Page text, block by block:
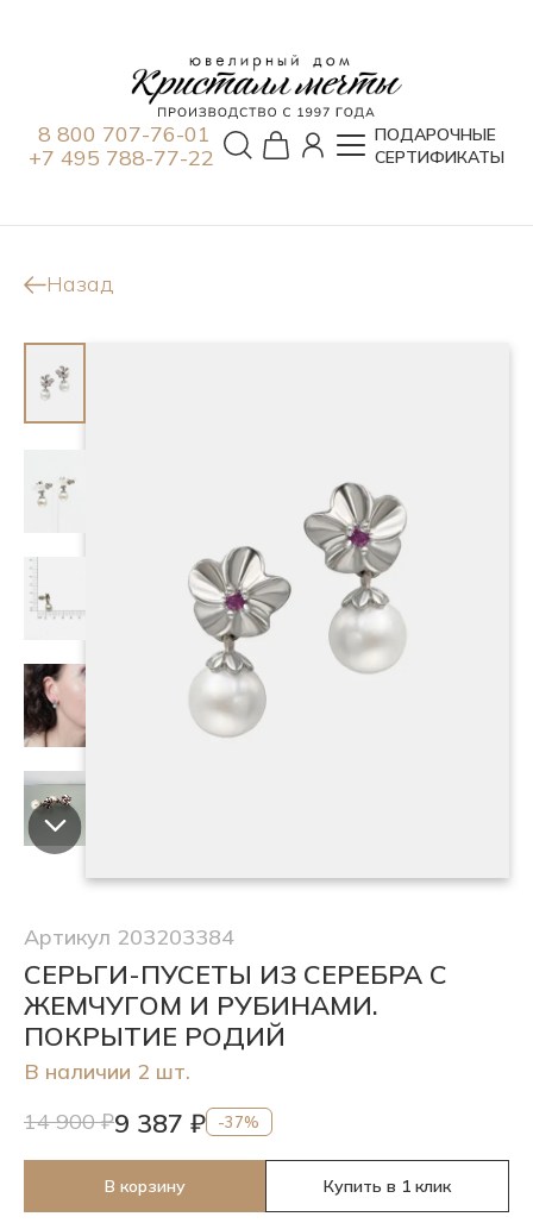
8 800 707-76-01
+7 495 788-77-22
ПОДАРОЧНЫЕ
СЕРТИФИКАТЫ
Назад
Артикул 203203384
СЕРЬГИ-ПУСЕТЫ ИЗ СЕРЕБРА С
ЖЕМЧУГОМ И РУБИНАМИ.
ПОКРЫТИЕ РОДИЙ
В наличии 2 шт.
14 900 ₽9 387 ₽ -37%
В корзину Купить в 1 клик